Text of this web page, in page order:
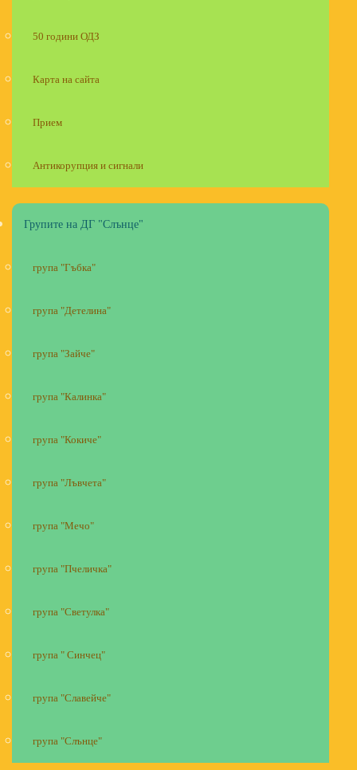
50 години ОДЗ
Карта на сайта
Прием
Антикорупция и сигнали
Групите на ДГ "Слънце"
група "Гъбка"
група "Детелина"
група "Зайче"
група "Калинка"
група "Кокиче"
група "Лъвчета"
група "Мечо"
група "Пчеличка"
група "Светулка"
група " Синчец"
група "Славейче"
група "Слънце"